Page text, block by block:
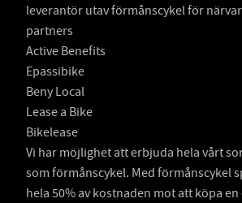
leverantör utav förmånscykel för
partners
Active Benefits
Epassibike
Beny Local
Lease a Bike
Bikelease
Vi har möjlighet att erbjuda hela vårt
som förmånscykel. Med förmånscykel
hela 50% av kostnaden mot att köpa